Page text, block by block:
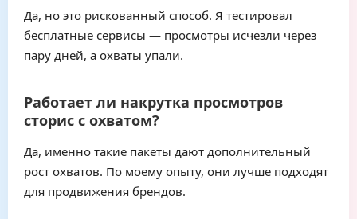
Да, но это рискованный способ. Я тестировал
бесплатные сервисы — просмотры исчезли через
пару дней, а охваты упали.
Работает ли накрутка просмотров
сторис с охватом?
Да, именно такие пакеты дают дополнительный
рост охватов. По моему опыту, они лучше подходят
для продвижения брендов.